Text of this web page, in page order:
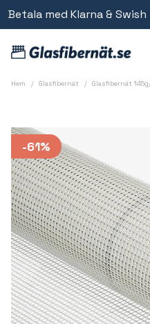
Betala med Klarna & Swish
Beställ innan kl 14 så
Hem Glasfibernät Glasfibernät
-61%